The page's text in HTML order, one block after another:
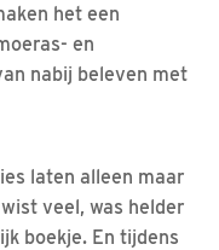
het een
en
nabij beleven met
laten alleen maar
veel, was helder
boekje. En tijdens